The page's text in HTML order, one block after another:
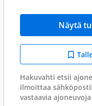
Näytä
Hakuvahti etsii
ilmoittaa
vastaavia